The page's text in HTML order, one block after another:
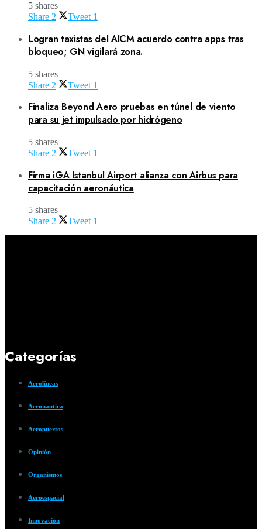
5 shares
Share 2 Tweet 1
Logran taxistas del AICM acuerdo contra apps tras
bloqueo; GN vigilará zona.
5 shares
Share 2 Tweet 1
Finaliza Beyond Aero pruebas en túnel de viento
para su jet impulsado por hidrógeno
5 shares
Share 2 Tweet 1
Firma iGA Istanbul Airport alianza con Airbus para
capacitación aeronáutica
5 shares
Share 2 Tweet 1
Categorías
Aerolíneas
Aeronautica
Aeropuertos
Opinión
Organismos
Aeroespacial
Innovación